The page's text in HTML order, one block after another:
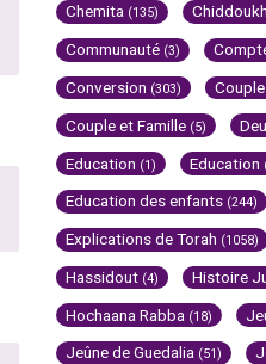
Chemita (135) Chiddoukh
Communauté (3)
Conversion (303) Couple
Couple et Famille (5)
Education (1) Education
Education des enfants (244)
Explications de Torah (1058)
Hassidout (4) Histoire
Hochaana Rabba (18)
Jeûne de Guedalia (51)